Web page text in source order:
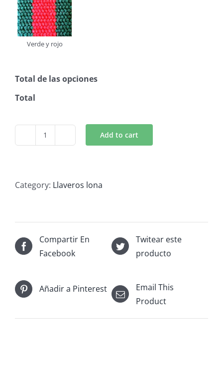
Verde y rojo
Total de las opciones
Total
Llaveros
Add to cart
Category: Llaveros lona
Compartir En
Facebook
Twitear este
producto
Añadir a Pinterest
Email This
Product